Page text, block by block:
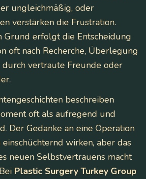
ungleichmäßig, oder
verstärken die Frustration.
Grund erfolgt die Entscheidung
oft nach Recherche, Überlegung
vertraute Freunde oder
beschreiben
oft als aufregend und
Der Gedanke an eine Operation
wirken, aber das
neuen Selbstvertrauens macht
Plastic Surgery Turkey Group